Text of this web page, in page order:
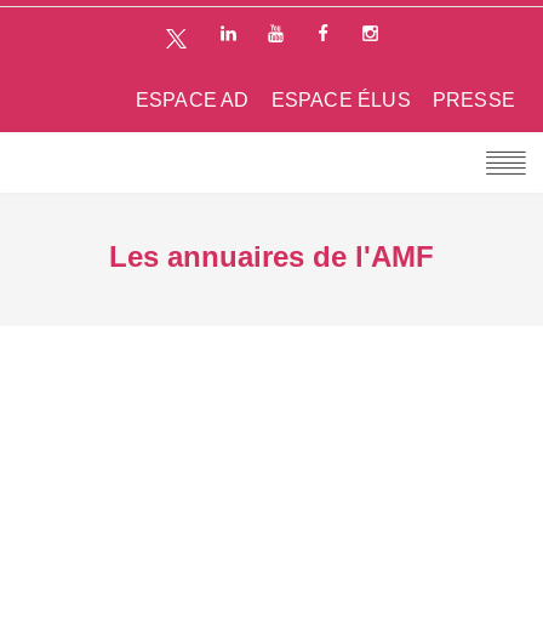
PRESSE
ESPACE ÉLUS
ESPACE AD
Les annuaires de l'AMF